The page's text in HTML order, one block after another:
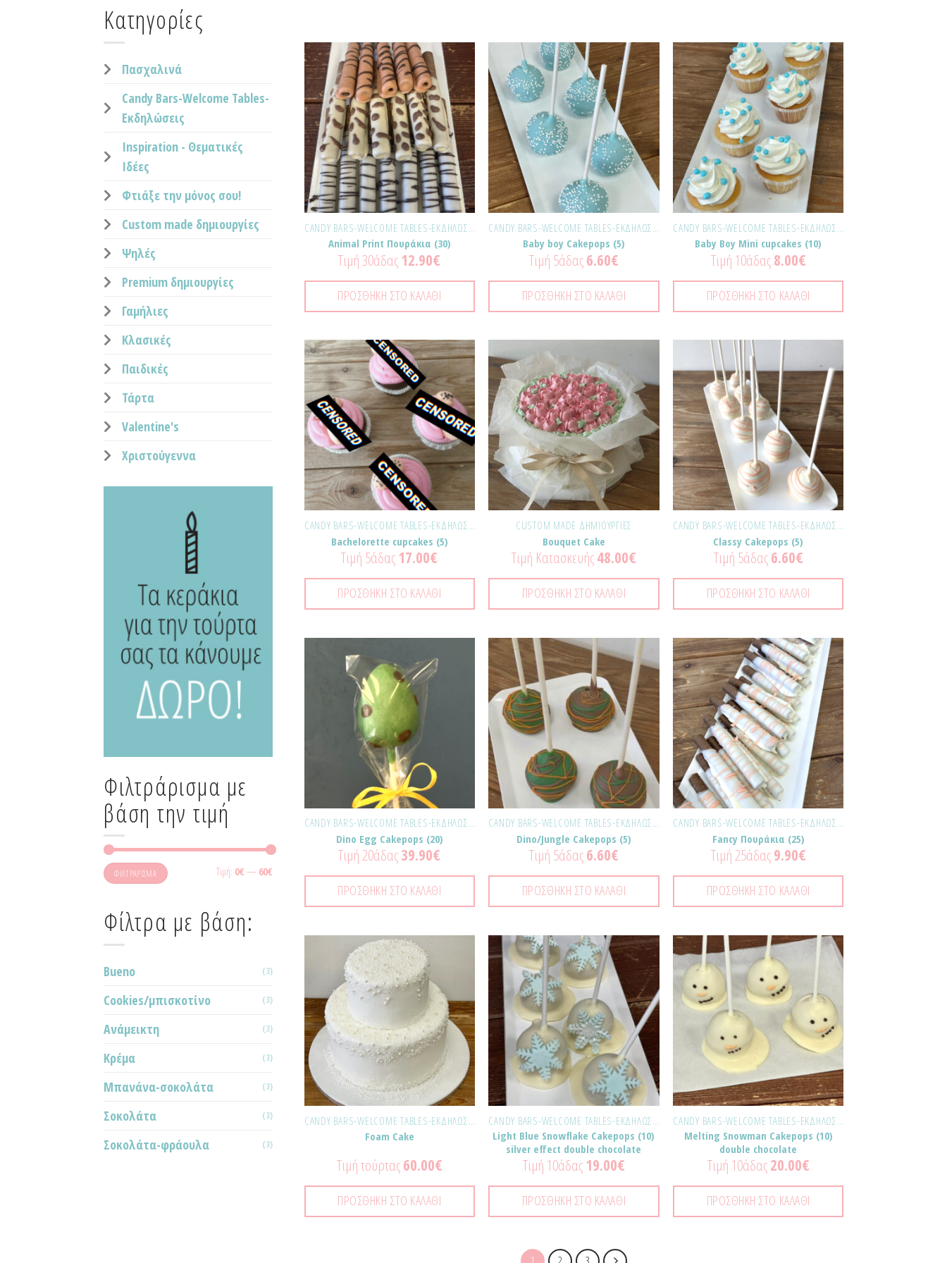
Κατηγορίες
Πασχαλινά
Candy Bars-Welcome Tables-
Εκδηλώσεις
Inspiration - Θεματικές
Ιδέες
Φτιάξε την μόνος σου!
Custom made δημιουργίες
Ψηλές
Premium δημιουργίες
Γαμήλιες
Κλασικές
Παιδικές
Τάρτα
Valentine's
Χριστούγεννα
Φιλτράρισμα με
βάση την τιμή
ΦΙΛΤΡΆΡΙΣΜΑ Τιμή: 0€ — 60€
Φίλτρα με βάση:
Bueno (3)
Cookies/μπισκοτίνο (3)
Ανάμεικτη (3)
Κρέμα (3)
Μπανάνα-σοκολάτα (3)
Σοκολάτα (3)
Σοκολάτα-φράουλα (3)
Προσθήκη
στα
Αγαπημένα!
CANDY BARS-WELCOME TABLES-ΕΚΔΗΛΏΣΕΙΣ
Animal Print Πουράκια (30)
Τιμή 30άδας12.90€
ΠΡΟΣΘΉΚΗ ΣΤΟ ΚΑΛΆΘΙ
Προσθήκη
Αγαπημένα!
CANDY BARS-WELCOME TABLES-ΕΚΔΗΛΏΣΕΙΣ
Baby boy Cakepops (5)
Τιμή 5άδας6.60€
ΠΡΟΣΘΉΚΗ ΣΤΟ ΚΑΛΆΘΙ
Προσθήκη
στα
Αγαπημένα!
CANDY BARS-WELCOME TABLES-ΕΚΔΗΛΏΣΕΙΣ
Baby Boy Mini cupcakes (10)
Τιμή 10άδας8.00€
ΠΡΟΣΘΉΚΗ ΣΤΟ ΚΑΛΆΘΙ
Προσθήκη
στα
Αγαπημένα!
CANDY BARS-WELCOME TABLES-ΕΚΔΗΛΏΣΕΙΣ
Bachelorette cupcakes (5)
Τιμή 5άδας17.00€
ΠΡΟΣΘΉΚΗ ΣΤΟ ΚΑΛΆΘΙ
Προσθήκη
στα
Αγαπημένα!
CUSTOM MADE ΔΗΜΙΟΥΡΓΊΕΣ
Bouquet Cake
Τιμή Κατασκευής48.00€
ΠΡΟΣΘΉΚΗ ΣΤΟ ΚΑΛΆΘΙ
Προσθήκη
Αγαπημένα!
CANDY BARS-WELCOME TABLES-ΕΚΔΗΛΏΣΕΙΣ
Classy Cakepops (5)
Τιμή 5άδας6.60€
ΠΡΟΣΘΉΚΗ ΣΤΟ ΚΑΛΆΘΙ
CANDY BARS-WELCOME TABLES-ΕΚΔΗΛΏΣΕΙΣ
Dino Egg Cakepops (20)
Τιμή 20άδας39.90€
ΠΡΟΣΘΉΚΗ ΣΤΟ ΚΑΛΆΘΙ
Προσθήκη
στα
Αγαπημένα!
CANDY BARS-WELCOME TABLES-ΕΚΔΗΛΏΣΕΙΣ
Dino/Jungle Cakepops (5)
Τιμή 5άδας6.60€
ΠΡΟΣΘΉΚΗ ΣΤΟ ΚΑΛΆΘΙ
Προσθήκη
στα
Αγαπημένα!
CANDY BARS-WELCOME TABLES-ΕΚΔΗΛΏΣΕΙΣ
Fancy Πουράκια (25)
Τιμή 25άδας9.90€
ΠΡΟΣΘΉΚΗ ΣΤΟ ΚΑΛΆΘΙ
Προσθήκη
στα
Αγαπημένα!
CANDY BARS-WELCOME TABLES-ΕΚΔΗΛΏΣΕΙΣ
Foam Cake
Τιμή τούρτας60.00€
ΠΡΟΣΘΉΚΗ ΣΤΟ ΚΑΛΆΘΙ
Προσθήκη
Αγαπημένα!
CANDY BARS-WELCOME TABLES-ΕΚΔΗΛΏΣΕΙΣ
Light Blue Snowflake Cakepops (10)
silver effect double chocolate
Τιμή 10άδας19.00€
ΠΡΟΣΘΉΚΗ ΣΤΟ ΚΑΛΆΘΙ
στα
Αγαπημένα!
CANDY BARS-WELCOME TABLES-ΕΚΔΗΛΏΣΕΙΣ
Melting Snowman Cakepops (10)
double chocolate
Τιμή 10άδας20.00€
ΠΡΟΣΘΉΚΗ ΣΤΟ ΚΑΛΆΘΙ
1 2 3